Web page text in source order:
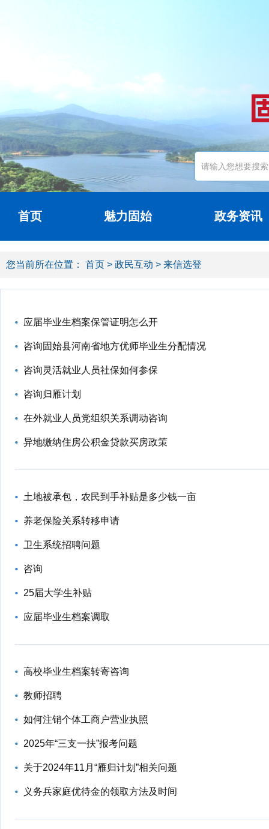
首页 魅力固始 政务资讯
您当前所在位置： 首页 > 政民互动 > 来信选登
应届毕业生档案保管证明怎么开
咨询固始县河南省地方优师毕业生分配情况
咨询灵活就业人员社保如何参保
咨询归雁计划
在外就业人员党组织关系调动咨询
异地缴纳住房公积金贷款买房政策
土地被承包，农民到手补贴是多少钱一亩
养老保险关系转移申请
卫生系统招聘问题
咨询
25届大学生补贴
应届毕业生档案调取
高校毕业生档案转寄咨询
教师招聘
如何注销个体工商户营业执照
2025年“三支一扶”报考问题
关于2024年11月“雁归计划”相关问题
义务兵家庭优待金的领取方法及时间